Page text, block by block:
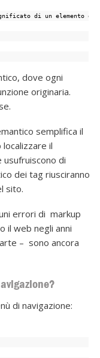
di un elemento e
dove ogni
originaria.
semplifica il
il
di
dei tag riusciranno
sito.
errori di markup
il web negli anni
– sono ancora
di navigazione: